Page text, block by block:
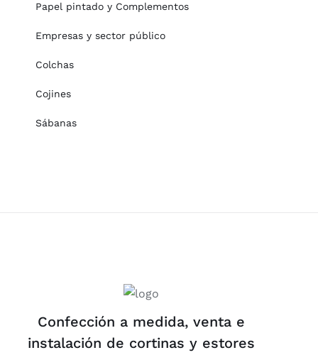
Papel pintado y Complementos
Empresas y sector público
Colchas
Cojines
Sábanas
Confección a medida, venta e
instalación de cortinas y estores